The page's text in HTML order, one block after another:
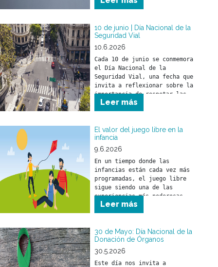
10 de junio | Día Nacional de la
Seguridad Vial
10.6.2026
Cada 10 de junio se conmemora
el Día Nacional de la
Seguridad Vial, una fecha que
invita a reflexionar sobre la
importancia de respetar las
normas de tránsito para
prevenir siniestros viales y
personas que circulan por la
vía pública.
Leer más
El valor del juego libre en la
infancia
9.6.2026
En un tiempo donde las
infancias están cada vez más
programadas, el juego libre
sigue siendo una de las
experiencias más poderosas
para el desarrollo de los
niños.
Leer más
30 de Mayo: Día Nacional de la
Donación de Órganos
30.5.2026
Este día nos invita a